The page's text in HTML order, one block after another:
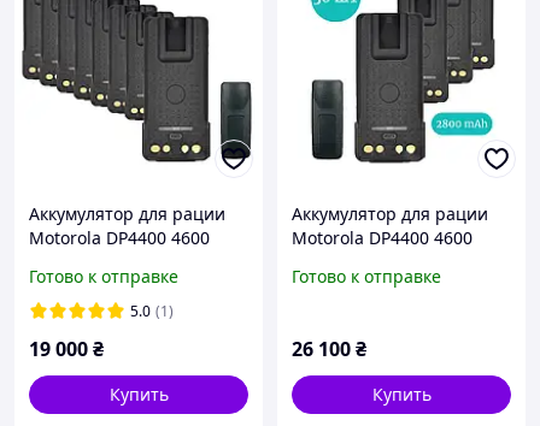
Аккумулятор для рации
Motorola DP4400 4600
20 шт.
Готово к отправке
5.0 (1)
19 000₴
Купить
Аккумулятор для рации
Motorola DP4400 4600
30 шт.
Готово к отправке
26 100₴
Купить